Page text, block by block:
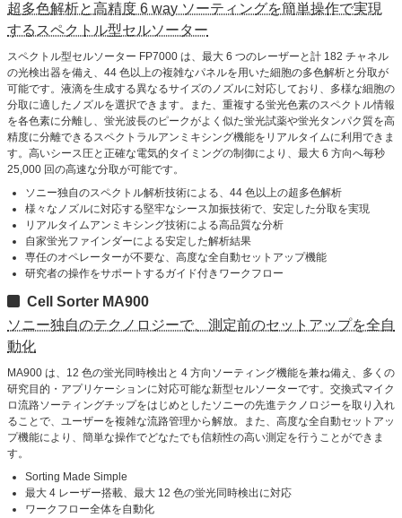
超多色解析と高精度 6 way ソーティングを簡単操作で実現
するスペクトル型セルソーター
スペクトル型セルソーター FP7000 は、最大 6 つのレーザーと計 182 チャネル
の光検出器を備え、44 色以上の複雑なパネルを用いた細胞の多色解析と分取が
可能です。液滴を生成する異なるサイズのノズルに対応しており、多様な細胞の
分取に適したノズルを選択できます。また、重複する蛍光色素のスペクトル情報
を各色素に分離し、蛍光波長のピークがよく似た蛍光試薬や蛍光タンパク質を高
精度に分離できるスペクトラルアンミキシング機能をリアルタイムに利用できま
す。高いシース圧と正確な電気的タイミングの制御により、最大 6 方向へ毎秒
25,000 回の高速な分取が可能です。
ソニー独自のスペクトル解析技術による、44 色以上の超多色解析
様々なノズルに対応する堅牢なシース加振技術で、安定した分取を実現
リアルタイムアンミキシング技術による高品質な分析
自家蛍光ファインダーによる安定した解析結果
専任のオペレーターが不要な、高度な全自動セットアップ機能
研究者の操作をサポートするガイド付きワークフロー
Cell Sorter MA900
ソニー独自のテクノロジーで、測定前のセットアップを全自
動化
MA900 は、12 色の蛍光同時検出と 4 方向ソーティング機能を兼ね備え、多くの
研究目的・アプリケーションに対応可能な新型セルソーターです。交換式マイク
ロ流路ソーティングチップをはじめとしたソニーの先進テクノロジーを取り入れ
ることで、ユーザーを複雑な流路管理から解放。また、高度な全自動セットアッ
プ機能により、簡単な操作でどなたでも信頼性の高い測定を行うことができま
す。
Sorting Made Simple
最大 4 レーザー搭載、最大 12 色の蛍光同時検出に対応
ワークフロー全体を自動化